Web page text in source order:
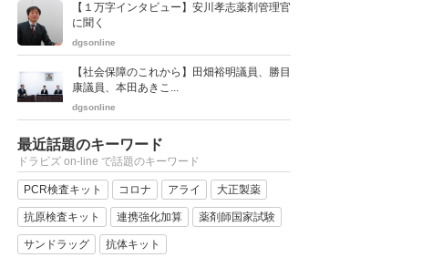
【１万字インタビュー】安川孝志薬剤管理官
に聞く
dgsonline
【社会保障のこれから】田畑裕明議員、勝目
康議員、本田あきこ...
dgsonline
最近話題のキーワード
ドラビズ on-line で話題のキーワード
PCR検査キット コロナ アライ 大正製薬
抗原検査キット 連携強化加算 薬剤師国家試験
サンドラッグ 抗体キット